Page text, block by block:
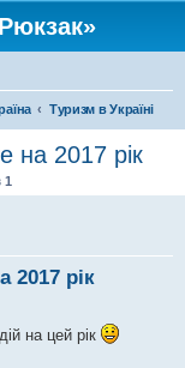
Туризм в Україні
на 2017 рік
1
2017 рік
на цей рік